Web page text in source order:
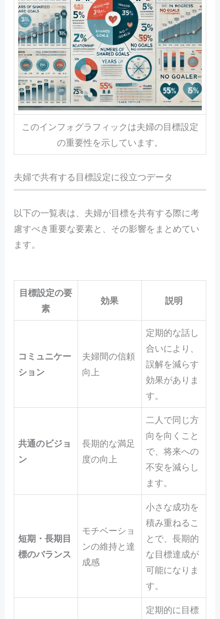
このインフォグラフィックは夫婦の目標設定
の重要性を示しています。
夫婦で共有する目標設定に役立つデータ
以下の一覧表は、夫婦が目標を共有する際に考
慮すべき重要な要素と、その影響をまとめてい
ます。
目標設定の要
素
効果 説明
コミュニケー
ション
夫婦間の信頼
向上
定期的な話し
合いにより、
誤解を減らす
効果がありま
す。
共通のビジョ
ン
長期的な満足
度の向上
二人で同じ方
向を向くこと
で、将来への
不安を減らし
ます。
短期・長期目
標のバランス
モチベーショ
ンの維持と達
成感
小さな成功を
積み重ねるこ
とで、長期的
な目標達成が
可能になりま
す。
定期的に目標